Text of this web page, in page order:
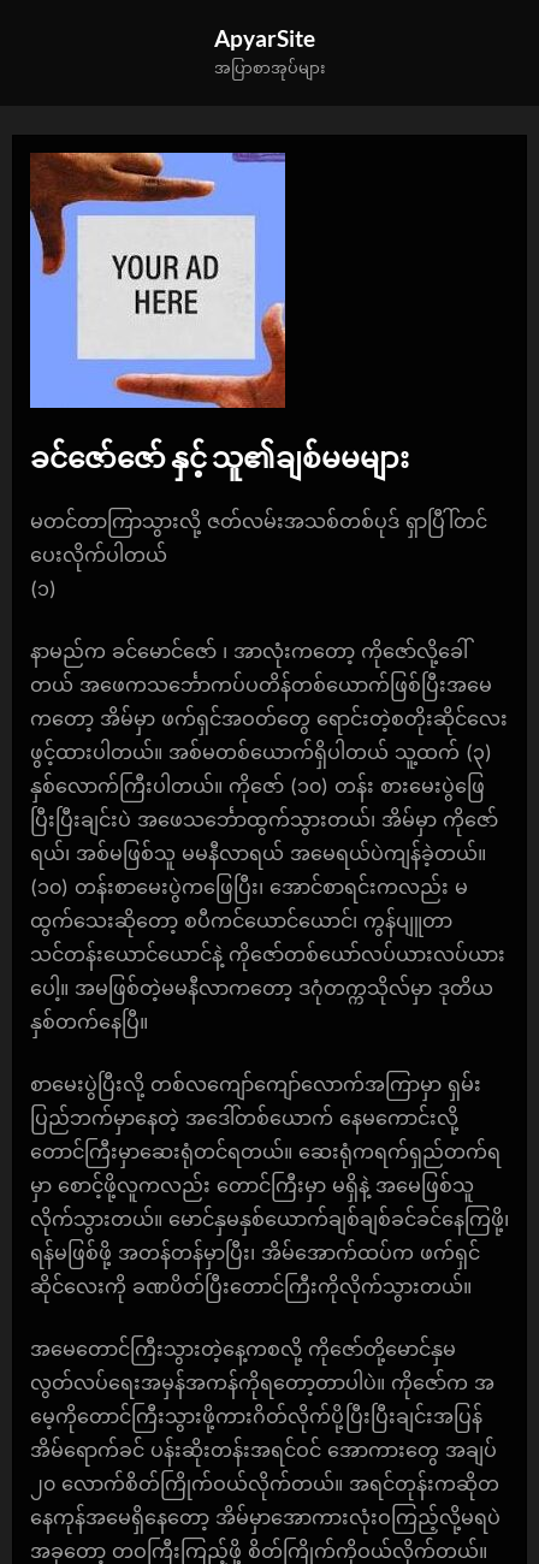
ApyarSite
အပြာစာအုပ်များ
ခင်ဇော်ဇော် နှင့် သူ၏ချစ်မမများ
Posted
on
October 13, 2024
By
apyarkg
မတင်တာကြာသွားလို့ ဇတ်လမ်းအသစ်တစ်ပုဒ် ရှာပြီါ်တင်
ပေးလိုက်ပါတယ်
(၁)
နာမည်က ခင်မောင်ဇော် ၊ အာလုံးကတော့ ကိုဇော်လို့ခေါ်
တယ် အဖေကသင်္ဘောကပ်ပတိန်တစ်ယောက်ဖြစ်ပြီးအမေ
ကတော့ အိမ်မှာ ဖက်ရှင်အဝတ်တွေ ရောင်းတဲ့စတိုးဆိုင်လေး
ဖွင့်ထားပါတယ်။ အစ်မတစ်ယောက်ရှိပါတယ် သူ့ထက် (၃)
နှစ်လောက်ကြီးပါတယ်။ ကိုဇော် (၁၀) တန်း စားမေးပွဲဖြေ
ပြီးပြီးချင်းပဲ အဖေသင်္ဘောထွက်သွားတယ်၊ အိမ်မှာ ကိုဇော်
ရယ်၊ အစ်မဖြစ်သူ မမနီလာရယ် အမေရယ်ပဲကျန်ခဲ့တယ်။
(၁၀) တန်းစာမေးပွဲကဖြေပြီး၊ အောင်စာရင်းကလည်း မ
ထွက်သေးဆိုတော့ စပီကင်ယောင်ယောင်၊ ကွန်ပျူတာ
သင်တန်းယောင်ယောင်နဲ့ ကိုဇော်တစ်ယော်လပ်ယားလပ်ယား
ပေါ့။ အမဖြစ်တဲ့မမနီလာကတော့ ဒဂုံတက္ကသိုလ်မှာ ဒုတိယ
နှစ်တက်နေပြီ။
စာမေးပွဲပြီးလို့ တစ်လကျော်ကျော်လောက်အကြာမှာ ရှမ်း
ပြည်ဘက်မှာနေတဲ့ အဒေါ်တစ်ယောက် နေမကောင်းလို့
တောင်ကြီးမှာဆေးရုံတင်ရတယ်။ ဆေးရုံကရက်ရှည်တက်ရ
မှာ စောင့်ဖို့လူကလည်း တောင်ကြီးမှာ မရှိနဲ့ အမေဖြစ်သူ
လိုက်သွားတယ်။ မောင်နှမနှစ်ယောက်ချစ်ချစ်ခင်ခင်နေကြဖို့၊
ရန်မဖြစ်ဖို့ အတန်တန်မှာပြီး၊ အိမ်အောက်ထပ်က ဖက်ရှင်
ဆိုင်လေးကို ခဏပိတ်ပြီးတောင်ကြီးကိုလိုက်သွားတယ်။
အမေတောင်ကြီးသွားတဲ့နေ့ကစလို့ ကိုဇော်တို့မောင်နှမ
လွတ်လပ်ရေးအမှန်အကန်ကိုရတော့တာပါပဲ။ ကိုဇော်က အ
မေ့ကိုတောင်ကြီးသွားဖို့ကားဂိတ်လိုက်ပို့ပြီးပြီးချင်းအပြန်
အိမ်ရောက်ခင် ပန်းဆိုးတန်းအရင်ဝင် အောကားတွေ အချပ်
၂၀ လောက်စိတ်ကြိုက်ဝယ်လိုက်တယ်။ အရင်တုန်းကဆိုတ
နေကုန်အမေရှိနေတော့ အိမ်မှာအောကားလုံးဝကြည့်လို့မရပဲ
အခုတော့ တဝကြီးကြည့်ဖို့ စိတ်ကြိုက်ကိုဝယ်လိုက်တယ်။